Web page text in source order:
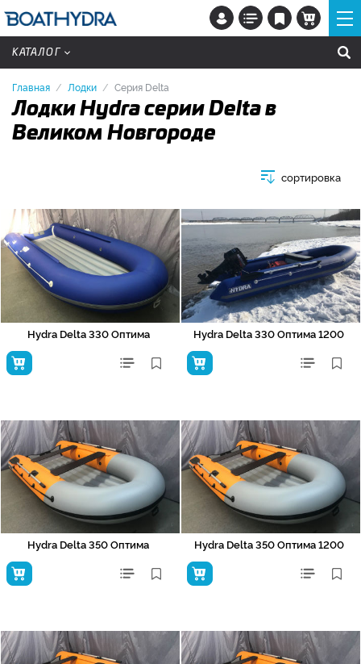
КАТАЛОГ
Главная Лодки Серия Delta
Лодки Hydra серии Delta в
Великом Новгороде
сортировка
Hydra Delta 330 Оптима Hydra Delta 330 Оптима 1200
Hydra Delta 350 Оптима Hydra Delta 350 Оптима 1200